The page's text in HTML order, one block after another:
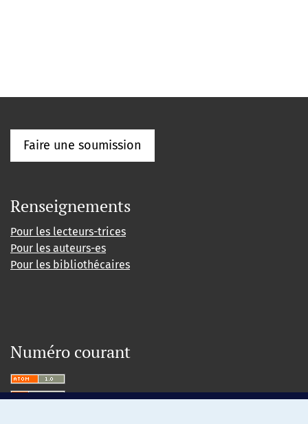
Faire une soumission
Renseignements
Pour les lecteurs-trices
Pour les auteurs-es
Pour les bibliothécaires
Numéro courant